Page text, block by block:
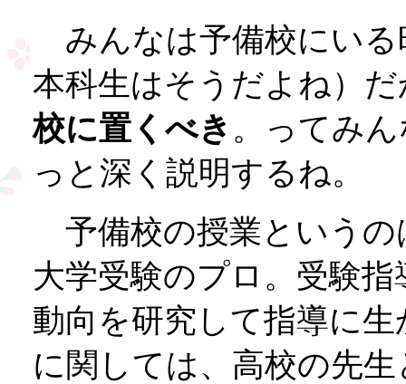
みんなは予備校にいる
本科生はそうだよね）
校に置くべき 。ってみ
っと深く説明するね。
予備校の授業というの
大学受験のプロ。受験
動向を研究して指導に
に関しては、高校の先